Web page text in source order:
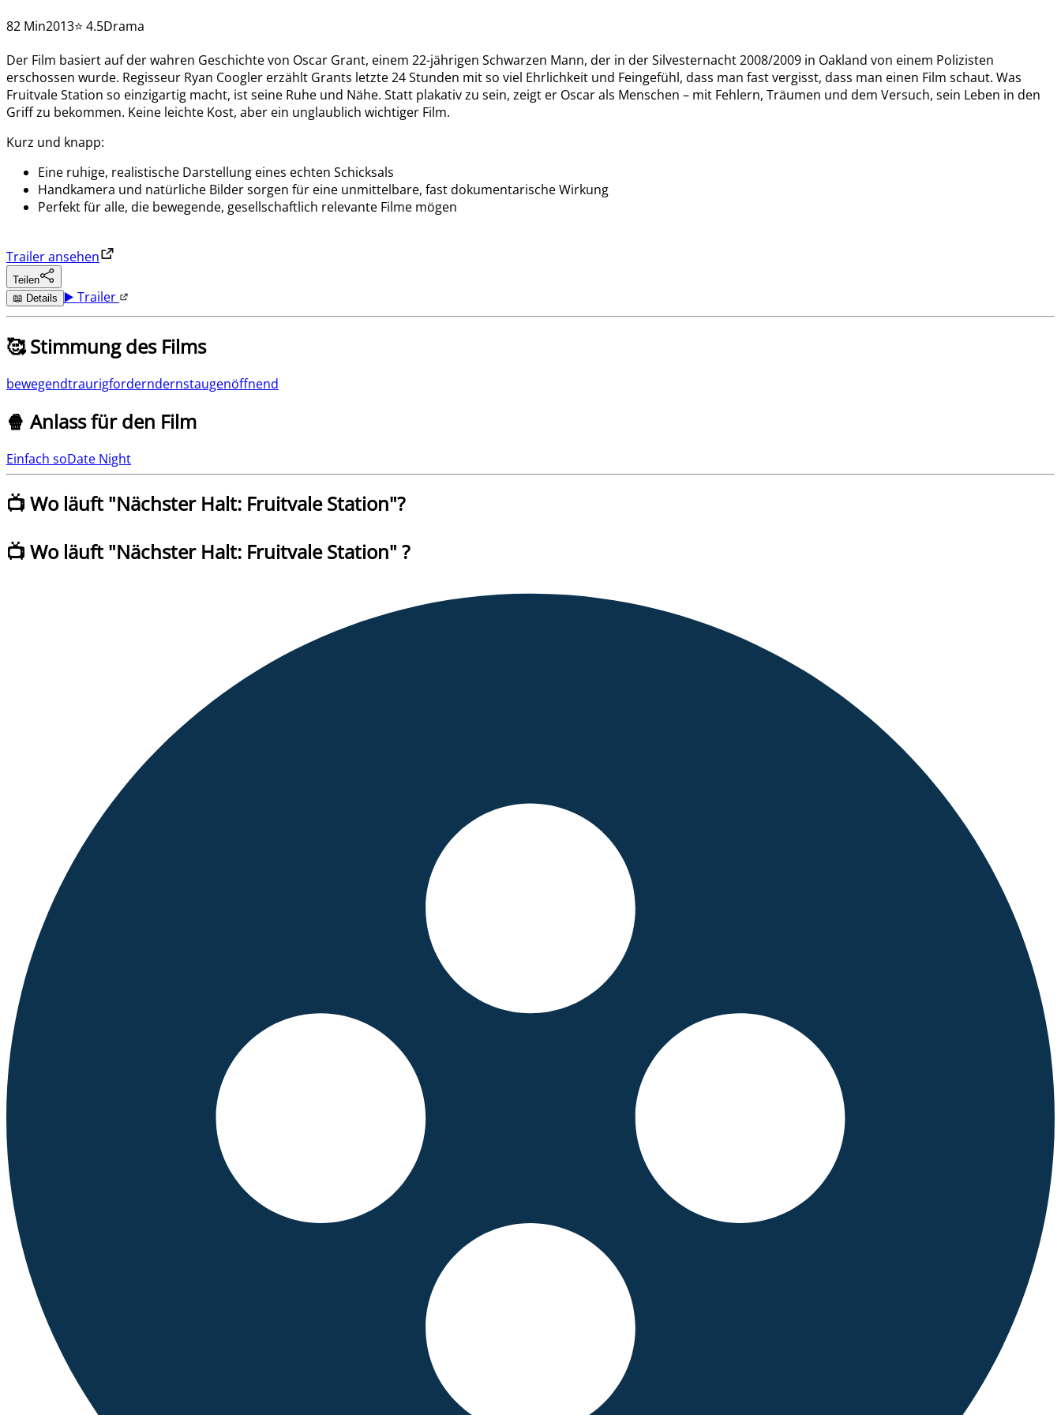
82 Min2013⭐ 4.5Drama
Der Film basiert auf der wahren Geschichte von Oscar Grant, einem 22-jährigen Schwarzen Mann, der in der Silvesternacht 2008/2009 in Oakland von einem Polizisten
erschossen wurde. Regisseur Ryan Coogler erzählt Grants letzte 24 Stunden mit so viel Ehrlichkeit und Feingefühl, dass man fast vergisst, dass man einen Film schaut. Was
Fruitvale Station so einzigartig macht, ist seine Ruhe und Nähe. Statt plakativ zu sein, zeigt er Oscar als Menschen – mit Fehlern, Träumen und dem Versuch, sein Leben in den
Griff zu bekommen. Keine leichte Kost, aber ein unglaublich wichtiger Film.
Kurz und knapp:
Eine ruhige, realistische Darstellung eines echten Schicksals
Handkamera und natürliche Bilder sorgen für eine unmittelbare, fast dokumentarische Wirkung
Perfekt für alle, die bewegende, gesellschaftlich relevante Filme mögen
Trailer ansehen
Teilen
📖 Details ▶️ Trailer
🥰 Stimmung des Films
bewegendtraurigforderndernstaugenöffnend
🍿 Anlass für den Film
Einfach soDate Night
📺 Wo läuft "Nächster Halt: Fruitvale Station"?
📺 Wo läuft "Nächster Halt: Fruitvale Station" ?